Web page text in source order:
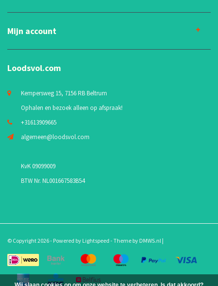
Mijn account
Loodsvol.com
Kempersweg 15, 7156 RB Beltrum
Ophalen en bezoek alleen op afspraak!
+31613909665
algemeen@loodsvol.com
KvK 09099009
BTW Nr. NL001667583B54
© Copyright 2026 - Powered by Lightspeed - Theme by DMWS.nl |